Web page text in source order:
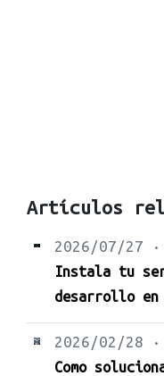
Artículos
2026/07/27
Instala tu
desarrollo en
2026/02/28
Como